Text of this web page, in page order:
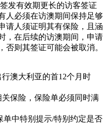
发有效期更长的访客签证
人必须在访澳期间保持足够
请人须证明其有保险，且涵
，在后续的访澳期间，申请
否则其签证可能会被取消。
澳大利亚的首12个月时
保险，保险单必须同时满
单中特别提示/特别约定是否